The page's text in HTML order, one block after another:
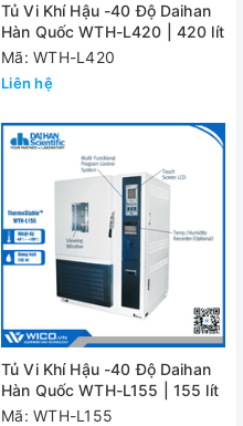
Tủ Vi Khí Hậu -40 Độ Daihan
Hàn Quốc WTH-L420 | 420 lít
Mã: WTH-L420
Liên hệ
Tủ Vi Khí Hậu -40 Độ Daihan
Hàn Quốc WTH-L155 | 155 lít
Mã: WTH-L155